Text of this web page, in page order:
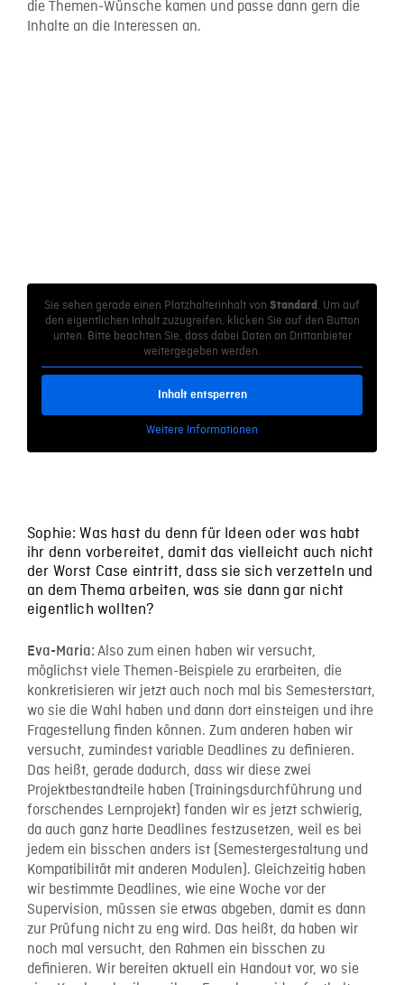
die Themen-Wünsche kamen und passe dann gern die
Inhalte an die Interessen an.
Sie sehen gerade einen Platzhalterinhalt von Standard . Um auf
den eigentlichen Inhalt zuzugreifen, klicken Sie auf den Button
unten. Bitte beachten Sie, dass dabei Daten an Drittanbieter
weitergegeben werden.
Inhalt entsperren
Weitere Informationen
Sophie: Was hast du denn für Ideen oder was habt
ihr denn vorbereitet, damit das vielleicht auch nicht
der Worst Case eintritt, dass sie sich verzetteln und
an dem Thema arbeiten, was sie dann gar nicht
eigentlich wollten?
Eva-Maria: Also zum einen haben wir versucht,
möglichst viele Themen-Beispiele zu erarbeiten, die
konkretisieren wir jetzt auch noch mal bis Semesterstart,
wo sie die Wahl haben und dann dort einsteigen und ihre
Fragestellung finden können. Zum anderen haben wir
versucht, zumindest variable Deadlines zu definieren.
Das heißt, gerade dadurch, dass wir diese zwei
Projektbestandteile haben (Trainingsdurchführung und
forschendes Lernprojekt) fanden wir es jetzt schwierig,
da auch ganz harte Deadlines festzusetzen, weil es bei
jedem ein bisschen anders ist (Semestergestaltung und
Kompatibilität mit anderen Modulen). Gleichzeitig haben
wir bestimmte Deadlines, wie eine Woche vor der
Supervision, müssen sie etwas abgeben, damit es dann
zur Prüfung nicht zu eng wird. Das heißt, da haben wir
noch mal versucht, den Rahmen ein bisschen zu
definieren. Wir bereiten aktuell ein Handout vor, wo sie